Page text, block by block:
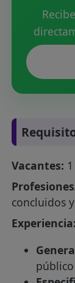
Vacantes: 1
concluidos
Experiencia: